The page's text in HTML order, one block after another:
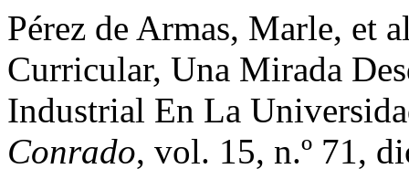
Pérez de Armas, Marle, et
Curricular, Una Mirada
Industrial En La
Conrado, vol. 15, n.º 71,